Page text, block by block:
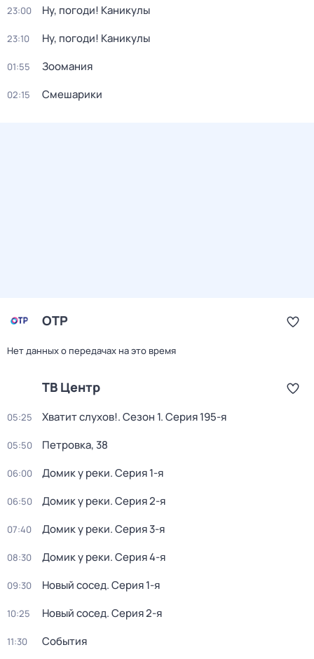
23:00 Ну, погоди! Каникулы
23:10 Ну, погоди! Каникулы
01:55 Зоомания
02:15 Смешарики
ОТР
Нет данных о передачах на это время
ТВ Центр
05:25 Хватит слухов!. Сезон 1. Серия 195-я
05:50 Петровка, 38
06:00 Домик у реки. Серия 1-я
06:50 Домик у реки. Серия 2-я
07:40 Домик у реки. Серия 3-я
08:30 Домик у реки. Серия 4-я
09:30 Новый сосед. Серия 1-я
10:25 Новый сосед. Серия 2-я
11:30 События